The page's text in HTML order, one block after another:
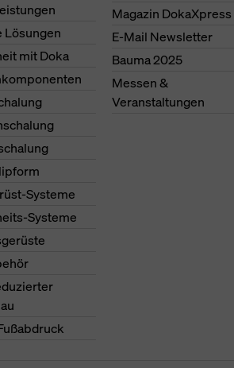
Lösungen
mit Doka
Systeme
Systeme
Magazin DokaXpress
E-Mail Newsletter
Bauma 2025
Messen &
Veranstaltungen